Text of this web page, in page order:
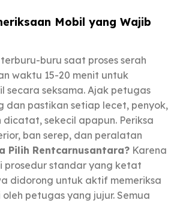
Mobil yang Wajib
buru saat proses serah
waktu 15-20 menit untuk
secara seksama. Ajak petugas
dan pastikan setiap lecet, penyok,
sekecil apapun. Periksa
ban serep, dan peralatan
Pilih Rentcarnusantara? Karena
prosedur standar yang ketat
didorong untuk aktif memeriksa
petugas yang jujur. Semua